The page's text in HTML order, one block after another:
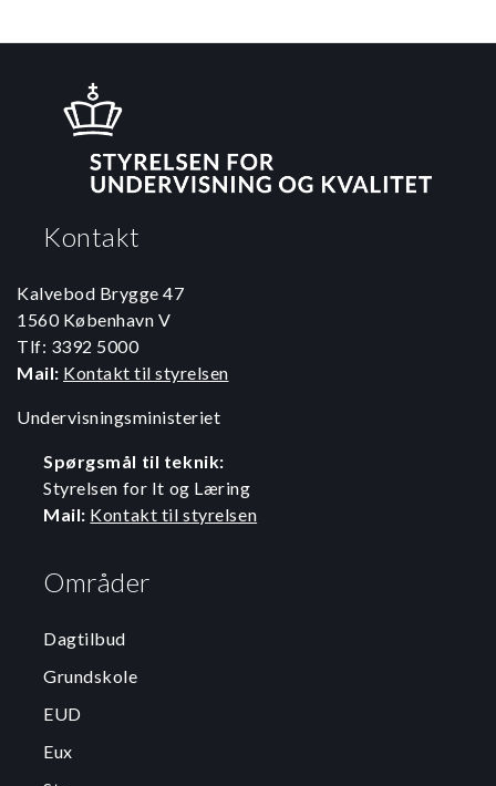
Kontakt
Kalvebod Brygge 47
1560 København V
Tlf: 3392 5000
Mail: Kontakt til styrelsen
Undervisningsministeriet
Spørgsmål til teknik:
Styrelsen for It og Læring
Mail: Kontakt til styrelsen
Områder
Dagtilbud
Grundskole
EUD
Eux